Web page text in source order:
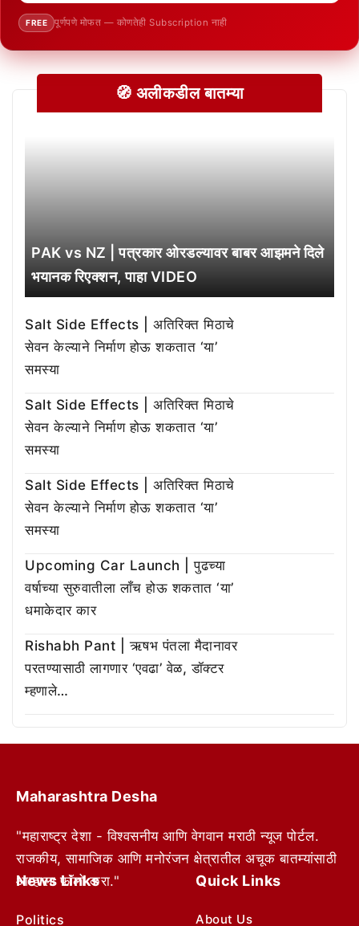
FREE पूर्णपणे मोफत — कोणतेही Subscription नाही
🧭 अलीकडील बातम्या
PAK vs NZ | पत्रकार ओरडल्यावर बाबर आझमने दिले
भयानक रिएक्शन, पाहा VIDEO
Salt Side Effects | अतिरिक्त मिठाचे
सेवन केल्याने निर्माण होऊ शकतात ‘या’
समस्या
Salt Side Effects | अतिरिक्त मिठाचे
सेवन केल्याने निर्माण होऊ शकतात ‘या’
समस्या
Salt Side Effects | अतिरिक्त मिठाचे
सेवन केल्याने निर्माण होऊ शकतात ‘या’
समस्या
Upcoming Car Launch | पुढच्या
वर्षाच्या सुरुवातीला लाँच होऊ शकतात ‘या’
धमाकेदार कार
Rishabh Pant | ऋषभ पंतला मैदानावर
परतण्यासाठी लागणार ‘एवढा’ वेळ, डॉक्टर
म्हणाले…
Maharashtra Desha
"महाराष्ट्र देशा - विश्वसनीय आणि वेगवान मराठी न्यूज पोर्टल.
राजकीय, सामाजिक आणि मनोरंजन क्षेत्रातील अचूक बातम्यांसाठी
आम्हाला फॉलो करा."
News Links
Politics
Quick Links
About Us